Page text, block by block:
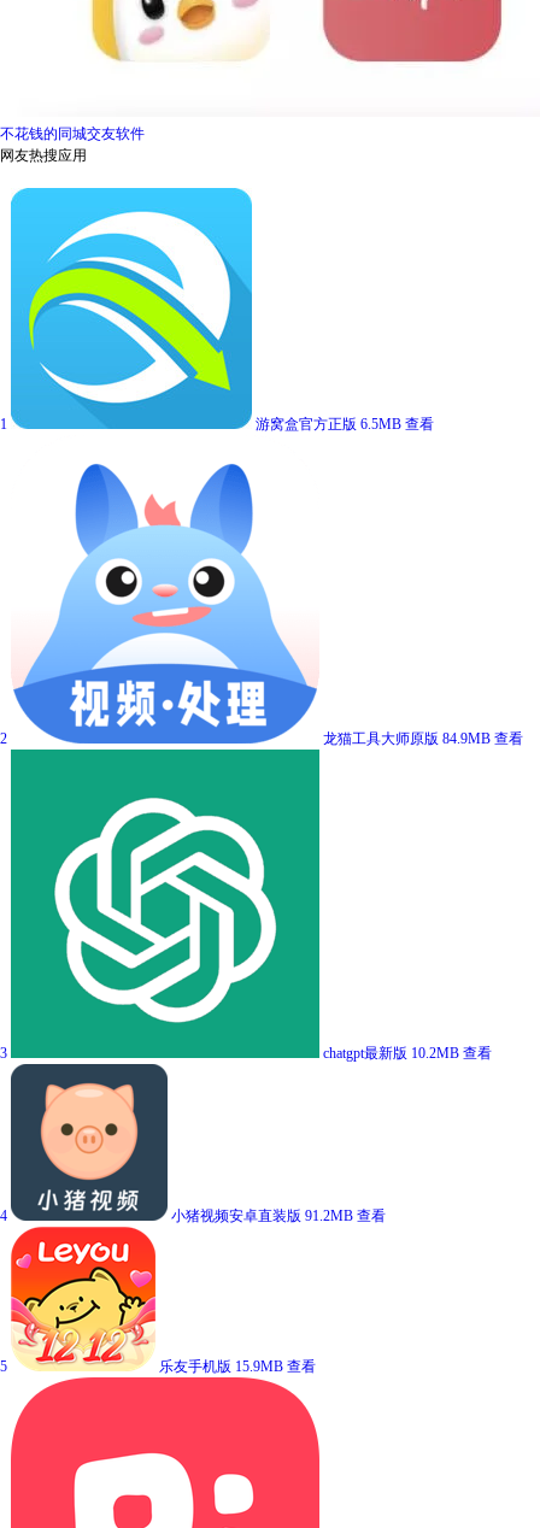
不花钱的同城交友软件
网友热搜应用
1 游窝盒官方正版 6.5MB 查看
2 龙猫工具大师原版 84.9MB 查看
3 chatgpt最新版 10.2MB 查看
4 小猪视频安卓直装版 91.2MB 查看
5 乐友手机版 15.9MB 查看